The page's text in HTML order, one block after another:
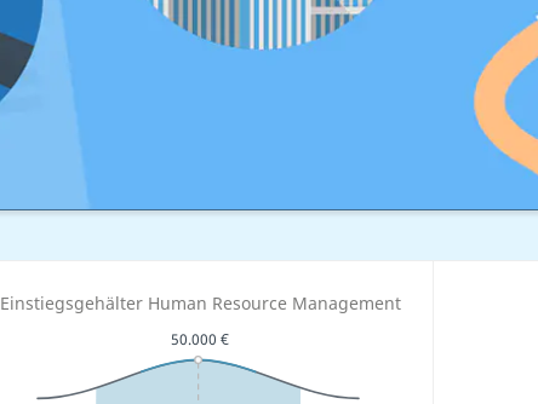
Einstiegsgehälter Human Resource Management
50.000 €